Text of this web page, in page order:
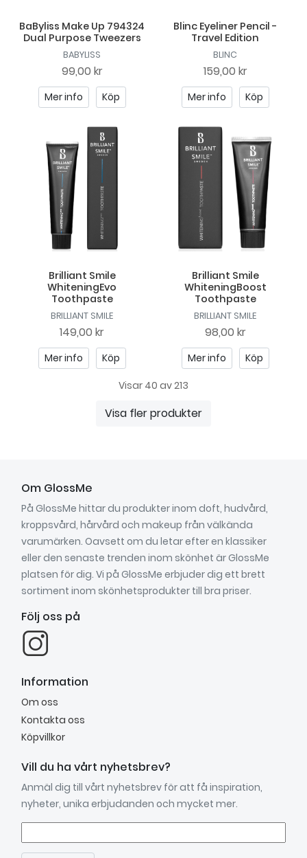
BaByliss Make Up 794324
Dual Purpose Tweezers
BABYLISS
99,00 kr
Mer info Köp
Blinc Eyeliner Pencil -
Travel Edition
BLINC
159,00 kr
Mer info Köp
Brilliant Smile
WhiteningEvo
Toothpaste
BRILLIANT SMILE
149,00 kr
Mer info Köp
Brilliant Smile
WhiteningBoost
Toothpaste
BRILLIANT SMILE
98,00 kr
Mer info
Köp
Visar 40 av 213
Visa fler produkter
Om GlossMe
På GlossMe hittar du produkter inom doft, hudvård,
kroppsvård, hårvård och makeup från välkända
varumärken. Oavsett om du letar efter en klassiker
eller den senaste trenden inom skönhet är GlossMe
platsen för dig. Vi på GlossMe erbjuder dig ett brett
sortiment inom skönhetsprodukter till bra priser.
Följ oss på
Information
Om oss
Kontakta oss
Köpvillkor
Vill du ha vårt nyhetsbrev?
Anmäl dig till vårt nyhetsbrev för att få inspiration,
nyheter, unika erbjudanden och mycket mer.